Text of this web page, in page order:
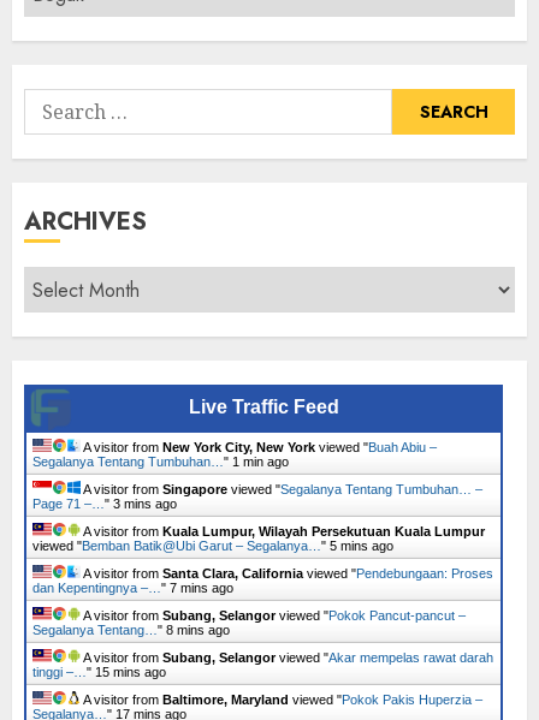
Senarai
Tumbuhan
Search
for:
ARCHIVES
Archives
Live Traffic Feed
A visitor from New York City, New York viewed "Buah Abiu –
Segalanya Tentang Tumbuhan… " 1 min ago
A visitor from Singapore viewed "Segalanya Tentang Tumbuhan… –
Page 71 –… " 3 mins ago
A visitor from Kuala Lumpur, Wilayah Persekutuan Kuala Lumpur
viewed "Bemban Batik@Ubi Garut – Segalanya… " 5 mins ago
A visitor from Santa Clara, California viewed "Pendebungaan: Proses
dan Kepentingnya –… " 7 mins ago
A visitor from Subang, Selangorviewed "Pokok Pancut-pancut –
Segalanya Tentang… " 8 mins ago
A visitor from Subang, Selangorviewed "Akar mempelas rawat darah
tinggi –… " 15 mins ago
A visitor from Baltimore, Maryland viewed "Pokok Pakis Huperzia –
Segalanya… " 17 mins ago